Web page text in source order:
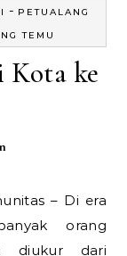
- PETUALANG
TEMU
Kota ke
orang
diukur dari